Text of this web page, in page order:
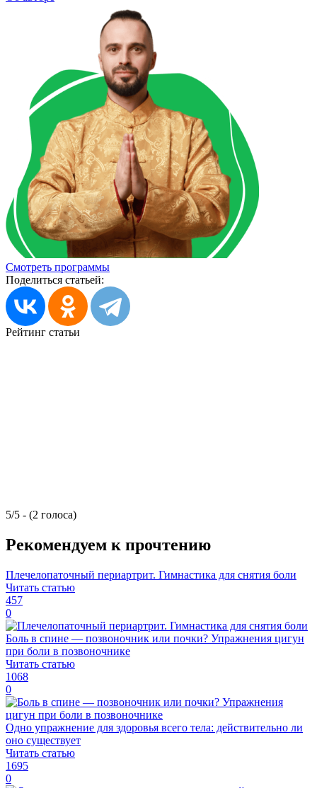
Смотреть программы
Поделиться статьей:
Рейтинг статьи
5/5 - (2 голоса)
Рекомендуем к прочтению
Плечелопаточный периартрит. Гимнастика для снятия боли
Читать статью
457
0
Боль в спине — позвоночник или почки? Упражнения цигун
при боли в позвоночнике
Читать статью
1068
0
Одно упражнение для здоровья всего тела: действительно ли
оно существует
Читать статью
1695
0